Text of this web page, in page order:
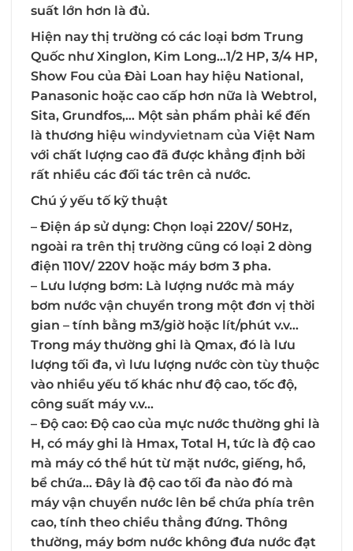
suất lớn hơn là đủ.
Hiện nay thị trường có các loại bơm Trung
Quốc như Xinglon, Kim Long…1/2 HP, 3/4 HP,
Show Fou của Đài Loan hay hiệu National,
Panasonic hoặc cao cấp hơn nữa là Webtrol,
Sita, Grundfos,… Một sản phẩm phải kể đến
là thương hiệu windyvietnam của Việt Nam
với chất lượng cao đã được khẳng định bởi
rất nhiều các đối tác trên cả nước.
Chú ý yếu tố kỹ thuật
– Điện áp sử dụng: Chọn loại 220V/ 50Hz,
ngoài ra trên thị trường cũng có loại 2 dòng
điện 110V/ 220V hoặc máy bơm 3 pha.
– Lưu lượng bơm: Là lượng nước mà máy
bơm nước vận chuyển trong một đơn vị thời
gian – tính bằng m3/giờ hoặc lít/phút v.v…
Trong máy thường ghi là Qmax, đó là lưu
lượng tối đa, vì lưu lượng nước còn tùy thuộc
vào nhiều yếu tố khác như độ cao, tốc độ,
công suất máy v.v…
– Độ cao: Độ cao của mực nước thường ghi là
H, có máy ghi là Hmax, Total H, tức là độ cao
mà máy có thể hút từ mặt nước, giếng, hồ,
bể chứa… Đây là độ cao tối đa nào đó mà
máy vận chuyển nước lên bể chứa phía trên
cao, tính theo chiều thẳng đứng. Thông
thường, máy bơm nước không đưa nước đạt